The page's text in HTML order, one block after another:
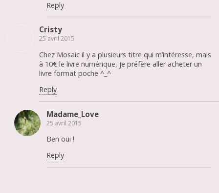
Reply
Cristy
25 avril 2015
Chez Mosaic il y a plusieurs titre qui m’intéresse, mais
à 10€ le livre numérique, je préfère aller acheter un
livre format poche ^_^
Reply
Madame_Love
25 avril 2015
Ben oui !
Reply